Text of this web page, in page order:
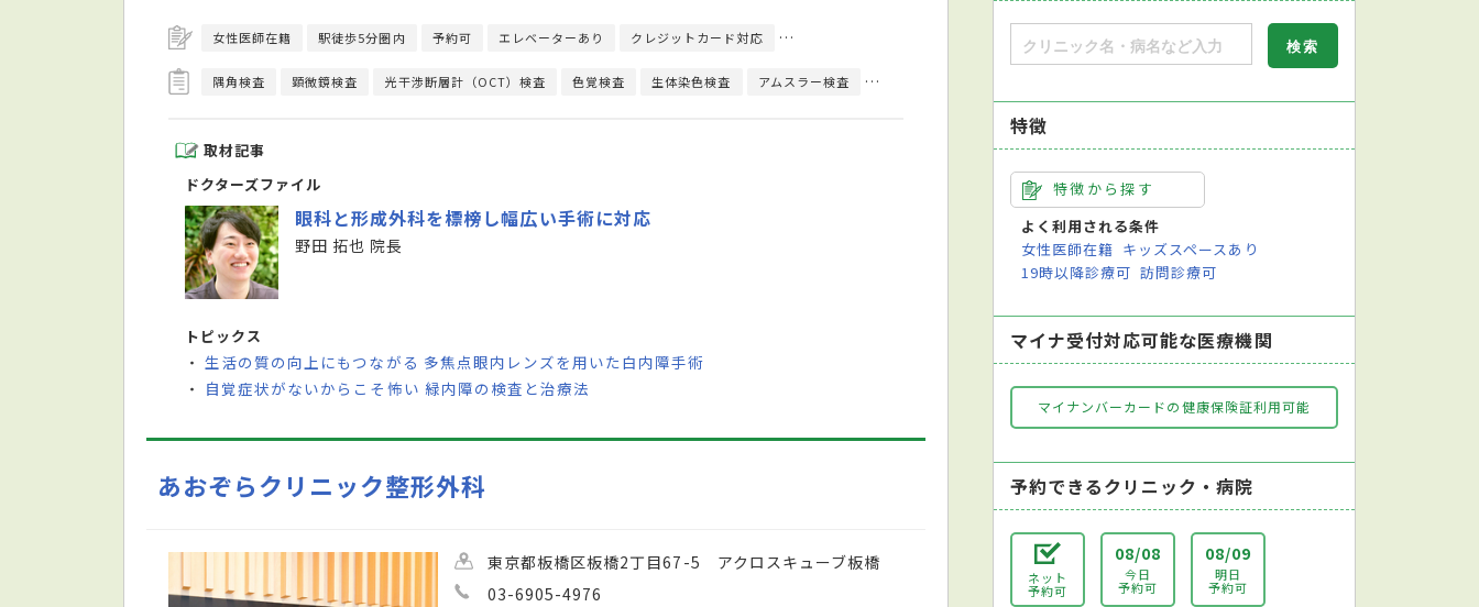
女性医師在籍 駅徒歩5分圏内 予約可 エレベーターあり クレジットカード対応 モバイル決済対応 日本眼科学会眼科専門医 視能訓練士（ORT）在籍
隅角検査 顕微鏡検査 光干渉断層計（OCT）検査 色覚検査 生体染色検査 アムスラー検査 緑内障検査
取材記事
ドクターズファイル
眼科と形成外科を標榜し幅広い手術に対応
野田 拓也 院長
トピックス
・生活の質の向上にもつながる 多焦点眼内レンズを用いた白内障手術
・ 自覚症状がないからこそ怖い 緑内障の検査と治療法
あおぞらクリニック整形外科
東京都板橋区板橋2丁目67-5 アクロスキューブ板橋
03-6905-4976
特徴
特徴から探す
よく利用される条件
女性医師在籍 キッズスペースあり
19時以降診療可 訪問診療可
マイナ受付対応可能な医療機関
マイナンバーカードの健康保険証利用可能
予約できるクリニック・病院
ネット
予約可
08/08
今日
予約可
08/09
明日
予約可